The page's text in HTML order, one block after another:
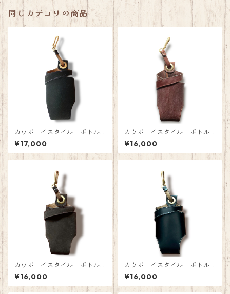
同じカテゴリの商品
カウボーイスタイル ボトル
ホルダー スエードブラック
¥17,000
カウボーイスタイル ボトル
ホルダー ロシアンカーフ
¥16,000
カウボーイスタイル ボトル
ホルダー C.F.Stead ダーク
ブラウン
¥16,000
カウボーイスタイル ボトル
ホルダー デュ・プイ アニ
リンカーフ ブラック
¥16,000